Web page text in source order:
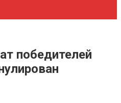
победителей